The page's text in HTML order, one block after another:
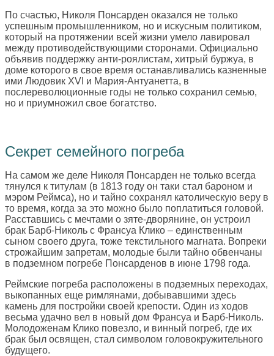
По счастью, Николя Понсарден оказался не только
успешным промышленником, но и искусным политиком,
который на протяжении всей жизни умело лавировал
между противодействующими сторонами. Официально
объявив поддержку анти-роялистам, хитрый буржуа, в
доме которого в свое время останавливались казненные
ими Людовик XVI и Мария-Антуанетта, в
послереволюционные годы не только сохранил семью,
но и приумножил свое богатство.
Секрет семейного погреба
На самом же деле Николя Понсарден не только всегда
тянулся к титулам (в 1813 году он таки стал бароном и
мэром Реймса), но и тайно сохранял католическую веру в
то время, когда за это можно было поплатиться головой.
Расставшись с мечтами о зяте-дворянине, он устроил
брак Барб-Николь с Франсуа Клико – единственным
сыном своего друга, тоже текстильного магната. Вопреки
строжайшим запретам, молодые были тайно обвенчаны
в подземном погребе Понсарденов в июне 1798 года.
Реймские погреба расположены в подземных переходах,
выкопанных еще римлянами, добывавшими здесь
камень для постройки своей крепости. Один из ходов
весьма удачно вел в новый дом Франсуа и Барб-Николь.
Молодоженам Клико повезло, и винный погреб, где их
брак был освящен, стал символом головокружительного
будущего.